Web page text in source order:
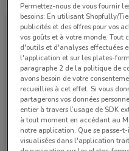
Boulanger
Permettez-nous de vous fournir
besoins: En utilisant Shopfully/
publicités et des offres pour vos
vos goûts et à votre monde. Tout
d'outils et d'analyses effectuées
l'application et sur les plates-
paragraphe 2 de la politique de
avons besoin de votre
recueillies à cet effet. Si vous
partagerons vos données
entier à travers l’usage de SDK
à tout moment en accédant au
notre application. Que se passe-
visualisées dans l'application